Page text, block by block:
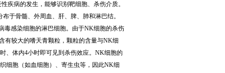
疾病的发生，能够识别靶细胞、杀伤介质。
于骨髓、外周血、肝、脾、肺和淋巴结。
毒感染细胞的淋巴细胞。由于NK细胞的杀伤
有较大的嗜天青颗粒，颗粒的含量与NK细
、体内4小时即可见到杀伤效应。 NK细胞的
细胞（如血细胞）、寄生虫等，因此NK细